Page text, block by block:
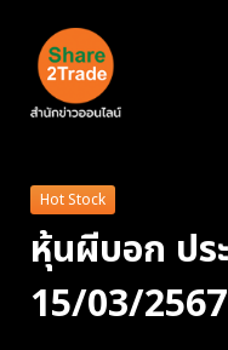
Hot Stock
หุ้นผีบอก ปร
15/03/2567